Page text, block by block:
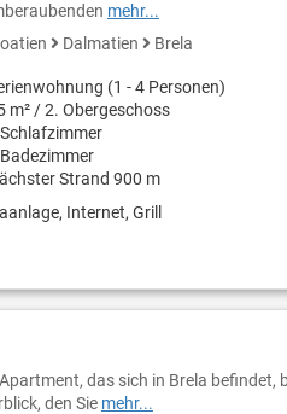
mehr...
Dalmatien Brela
(1 - 4 Personen)
m² / 2. Obergeschoss
Strand 900 m
Internet, Grill
das sich in Brela befindet,
den Sie mehr...